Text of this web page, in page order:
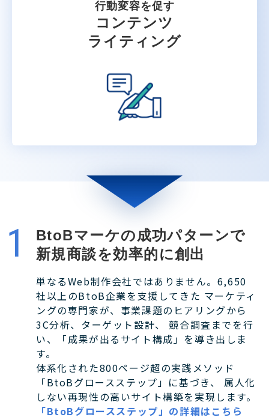
行動変容を促す
コンテンツ
ライティング
BtoBマーケの成功パターンで
新規商談を効率的に創出
単なるWeb制作会社ではありません。6,650
社以上のBtoB企業を支援してきた マーケティ
ングの専門家が、事業課題のヒアリングから
3C分析、ターゲット設計、 競合調査までを行
い、「成果が出るサイト構成」を導き出しま
す。
体系化された800ページ超の実践メソッド
「BtoBグロースステップ」に基づき、 属人化
しない再現性の高いサイト構築を実現します。
「BtoBグロースステップ」の詳細はこちら